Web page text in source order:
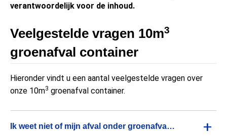
verantwoordelijk voor de inhoud.
Veelgestelde vragen 10m3
groenafval container
Hieronder vindt u een aantal veelgestelde vragen over
onze 10m3 groenafval container.
Ik weet niet of mijn afval onder groenafval valt? +